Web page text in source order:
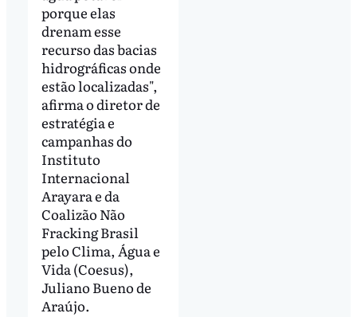
porque elas
drenam esse
recurso das bacias
hidrográficas onde
estão localizadas",
afirma o diretor de
estratégia e
campanhas do
Instituto
Internacional
Arayara e da
Coalizão Não
Fracking Brasil
pelo Clima, Água e
Vida (Coesus),
Juliano Bueno de
Araújo.